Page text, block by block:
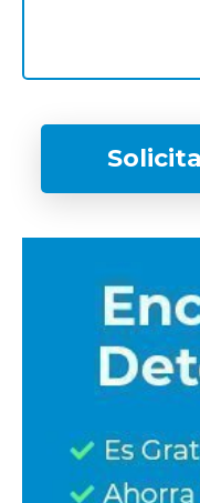
¿Qué tipo de